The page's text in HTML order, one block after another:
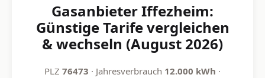
Gasanbieter Iffezheim:
Günstige Tarife vergleichen
& wechseln (August 2026)
PLZ 76473 · Jahresverbrauch 12.000 kWh ·